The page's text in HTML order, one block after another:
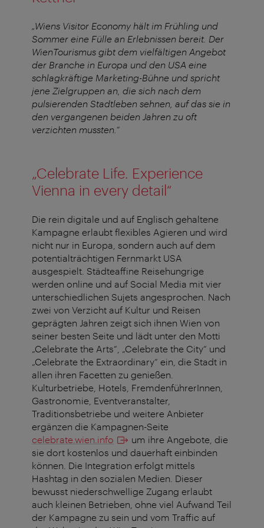
„Wiens Visitor Economy hält im Frühling und
Sommer eine Fülle an Erlebnissen bereit. Der
WienTourismus gibt dem vielfältigen Angebot
der Branche in Europa und den USA eine
schlagkräftige Marketing-Bühne und spricht
jene Zielgruppen an, die sich nach dem
pulsierenden Stadtleben sehnen, auf das sie in
den vergangenen beiden Jahren zu oft
verzichten mussten.“
„Celebrate Life. Experience
Vienna in every detail“
Die rein digitale und auf Englisch gehaltene
Kampagne erlaubt flexibles Agieren und wird
nicht nur in Europa, sondern auch auf dem
potentialträchtigen Fernmarkt USA
ausgespielt. Städteaffine Reisehungrige
werden online und auf Social Media mit vier
unterschiedlichen Sujets angesprochen. Nach
zwei von Verzicht auf Kultur und Reisen
geprägten Jahren zeigt sich ihnen Wien von
seiner besten Seite und lädt unter den Motti
„Celebrate the Arts“, „Celebrate the City“ und
„Celebrate the Extraordinary“ ein, die Stadt in
allen ihren Facetten zu genießen.
Kulturbetriebe, Hotels, FremdenführerInnen,
Gastronomie, Eventveranstalter,
Traditionsbetriebe und weitere Anbieter
ergänzen die Kampagnen-Seite
celebrate.wien.info
um ihre Angebote, die
sie dort kostenlos und dauerhaft einbinden
können. Die Integration erfolgt mittels
Hashtag in den sozialen Medien. Dieser
bewusst niederschwellige Zugang erlaubt
auch kleinen Betrieben, ohne viel Aufwand Teil
der Kampagne zu sein und vom Traffic auf